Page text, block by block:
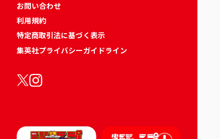
お問い合わせ
利用規約
特定商取引法に基づく表示
集英社プライバシーガイドライン